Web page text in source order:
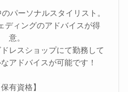
パーソナルスタイリスト。
ディングのアドバイスが得
意。
レスショップにて勤務して
アドバイスが可能です！
保有資格】